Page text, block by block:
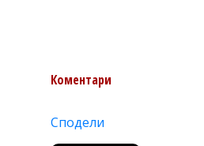
Коментари
Сподели